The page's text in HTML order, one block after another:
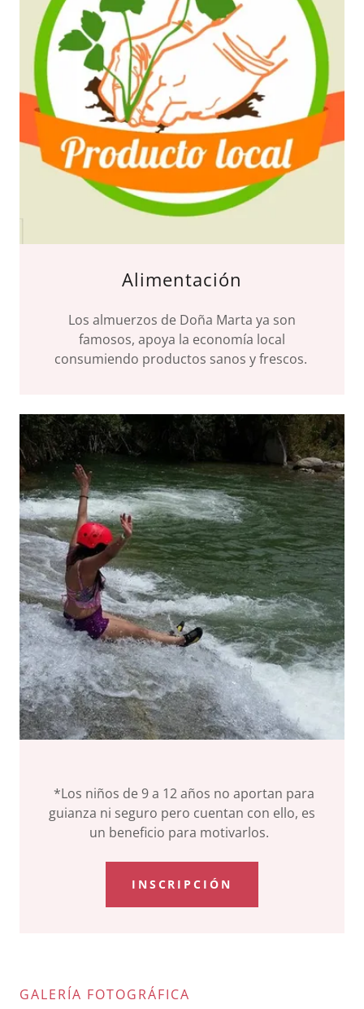
Alimentación
Los almuerzos de Doña Marta ya son
famosos, apoya la economía local
consumiendo productos sanos y frescos.
*Los niños de 9 a 12 años no aportan para
guianza ni seguro pero cuentan con ello, es
un beneficio para motivarlos.
INSCRIPCIÓN
GALERÍA FOTOGRÁFICA